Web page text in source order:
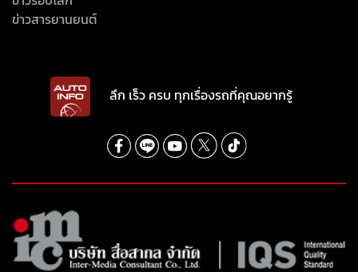
ข่าวสารยานยนต์
ลึก เร็ว ครบ ทุกเรื่องรถที่คุณอยากรู้